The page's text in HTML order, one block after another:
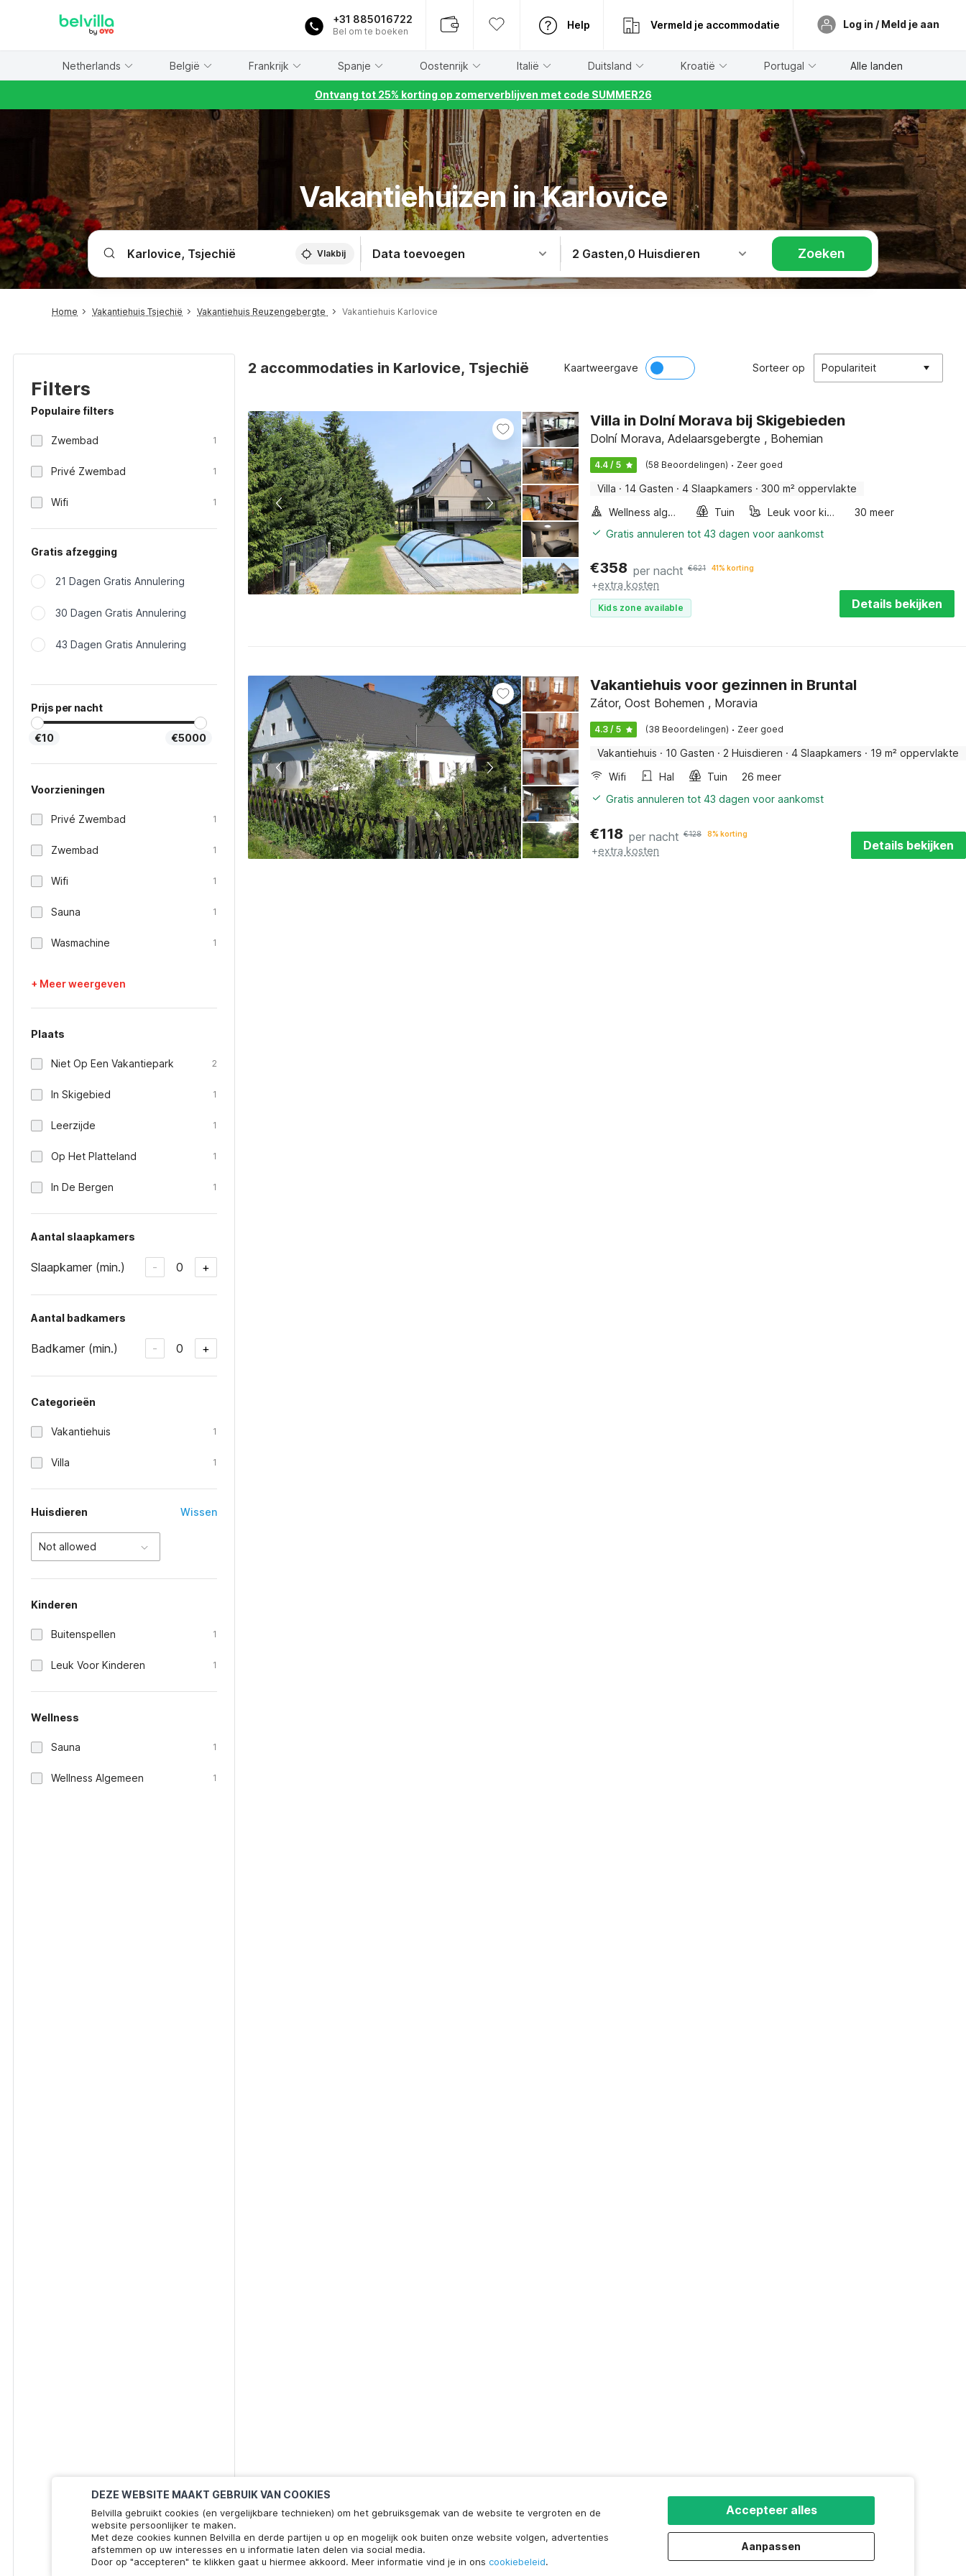
DEZE WEBSITE MAAKT GEBRUIK VAN COOKIES
Belvilla gebruikt cookies (en vergelijkbare technieken) om het gebruiksgemak van de website te vergroten en de
website persoonlijker te maken.
Met deze cookies kunnen Belvilla en derde partijen u op en mogelijk ook buiten onze website volgen, advertenties
afstemmen op uw interesses en u informatie laten delen via social media.
Door op "accepteren" te klikken gaat u hiermee akkoord. Meer informatie vind je in ons cookiebeleid.
Accepteer alles
Aanpassen
+31 885016722
Bel om te boeken
Help Vermeld je accommodatie Log in / Meld je aan
Netherlands België Frankrijk Spanje Oostenrijk Italië Duitsland Kroatië Portugal Alle landen
Ontvang tot 25% korting op zomerverblijven met code SUMMER26
Vakantiehuizen in Karlovice
Vlakbij Data toevoegen 2 Gasten,0 Huisdieren Zoeken
Home Vakantiehuis Tsjechië Vakantiehuis Reuzengebergte Vakantiehuis Karlovice
Filters
Populaire filters
Zwembad 1
Privé Zwembad 1
Wifi 1
Gratis afzegging
21 Dagen Gratis Annulering
30 Dagen Gratis Annulering
43 Dagen Gratis Annulering
Prijs per nacht
€10 €5000
Voorzieningen
Privé Zwembad 1
Zwembad 1
Wifi 1
Sauna 1
Wasmachine 1
+ Meer weergeven
Plaats
Niet Op Een Vakantiepark 2
In Skigebied 1
Leerzijde 1
Op Het Platteland 1
In De Bergen 1
Aantal slaapkamers
Slaapkamer (min.) - 0 +
Aantal badkamers
Badkamer (min.) - 0 +
Categorieën
Vakantiehuis 1
Villa 1
Huisdieren Wissen
Not allowed
Kinderen
Buitenspellen 1
Leuk Voor Kinderen 1
Wellness
Sauna 1
Wellness Algemeen 1
2 accommodaties in Karlovice, Tsjechië Kaartweergave Sorteer op Populariteit
Villa in Dolní Morava bij Skigebieden
Dolní Morava, Adelaarsgebergte , Bohemian
4.4 / 5 (58 Beoordelingen) · Zeer goed
Villa · 14 Gasten · 4 Slaapkamers · 300 m² oppervlakte
Wellness algemeen
Tuin Leuk voor kinderen
30 meer
Gratis annuleren tot 43 dagen voor aankomst
€358 per nacht €621 41% korting
+extra kosten
Kids zone available Details bekijken
Vakantiehuis voor gezinnen in Bruntal
Zátor, Oost Bohemen , Moravia
4.3 / 5 (38 Beoordelingen) · Zeer goed
Vakantiehuis · 10 Gasten · 2 Huisdieren · 4 Slaapkamers · 19 m² oppervlakte
Wifi
Hal Tuin
26 meer
Gratis annuleren tot 43 dagen voor aankomst
€118 per nacht €128 8% korting
+extra kosten Details bekijken